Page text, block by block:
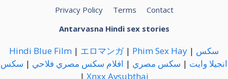
Privacy Policy Terms
Contact
Antarvasna Hindi sex stories
Hindi Blue Film | エロマンガ| Phim Sex Hay | سكس
انجيلا وايت | سكس مصري | افلام سكس مصري فلاحي | سكس
| XnxxAvsubthai